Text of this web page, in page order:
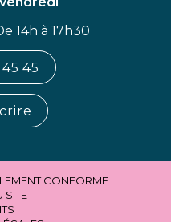
14h à 17h30
45
CONFORME
SITE